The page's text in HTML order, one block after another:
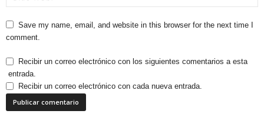
Save my name, email, and website in this browser for the next time I
comment.
Recibir un correo electrónico con los siguientes comentarios a esta
entrada.
Recibir un correo electrónico con cada nueva entrada.